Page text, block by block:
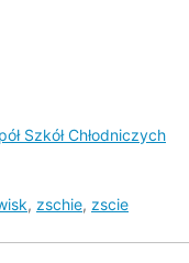
Szkół Chłodniczych
, zschie, zscie